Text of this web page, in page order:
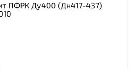
ПФРК Ду400 (Дн417-437)